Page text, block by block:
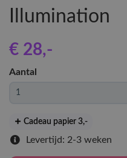
Illumination
€ 28,-
Aantal
Cadeau papier 3,-
Levertijd: 2-3 weken